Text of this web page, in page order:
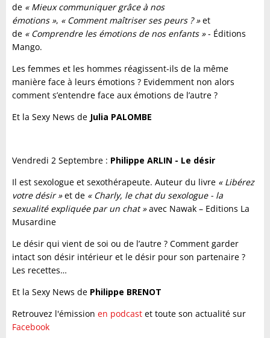
de « Mieux communiquer grâce à nos
émotions », « Comment maîtriser ses peurs ? »et
de « Comprendre les émotions de nos enfants »- Éditions
Mango.
Les femmes et les hommes réagissent-ils de la même
manière face à leurs émotions ? Evidemment non alors
comment s’entendre face aux émotions de l’autre ?
Et la Sexy News de Julia PALOMBE
Vendredi 2 Septembre : Philippe ARLIN - Le désir
Il est sexologue et sexothérapeute. Auteur du livre « Libérez
votre désir »et de « Charly, le chat du sexologue - la
sexualité expliquée par un chat »avec Nawak – Editions La
Musardine
Le désir qui vient de soi ou de l’autre ? Comment garder
intact son désir intérieur et le désir pour son partenaire ?
Les recettes…
Et la Sexy News de Philippe BRENOT
Retrouvez l'émission en podcast et toute son actualité sur
Facebook